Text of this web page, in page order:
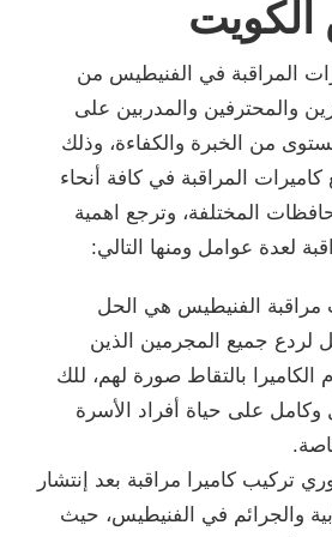
المراقبة في الفنيطيس من
والمحترفين والمدربين على
من الخبرة والكفاءة، وذلك
المراقبة في كافة أنحاء
المختلفة، وترجع اهمية
لعدة عوامل ومنها التالي:
مراقبة الفنيطيس هي الحل
لردع جميع المجرمين الذين
الكاميرا بالتقاط صورة لهم، للك
على حياة أفراد الأسرة
تركيب كاميرا مراقبة بعد إنتشار
والجرائم في الفنيطيس، حيث